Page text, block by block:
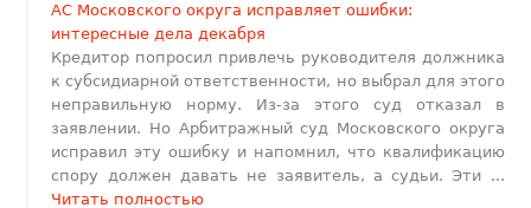
АС Московского округа исправляет ошибки:
интересные дела декабря
Кредитор попросил привлечь руководителя должника
к субсидиарной ответственности, но выбрал для этого
неправильную норму. Из-за этого суд отказал в
заявлении. Но Арбитражный суд Московского округа
исправил эту ошибку и напомнил, что квалификацию
спору должен давать не заявитель, а судьи. Эти ...
Читать полностью